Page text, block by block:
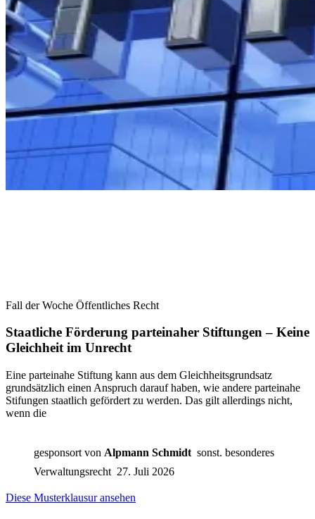
Fall der Woche Öffentliches Recht
Staatliche Förderung parteinaher Stiftungen – Keine
Gleichheit im Unrecht
Eine parteinahe Stiftung kann aus dem Gleichheitsgrundsatz
grundsätzlich einen Anspruch darauf haben, wie andere parteinahe
Stifungen staatlich gefördert zu werden. Das gilt allerdings nicht,
wenn die
gesponsort von Alpmann Schmidt sonst. besonderes
Verwaltungsrecht 27. Juli 2026
Diese Musterklausur ansehen